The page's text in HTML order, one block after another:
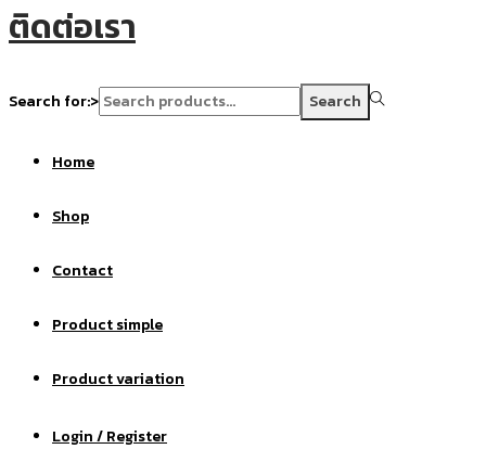
ติดต่อเรา
Search for:> Search
Home
Shop
Contact
Product simple
Product variation
Login / Register